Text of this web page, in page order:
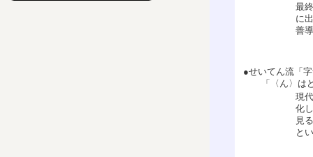
最
に
善
●せいてん流「
「〈ん〉はど
現
化
見
と